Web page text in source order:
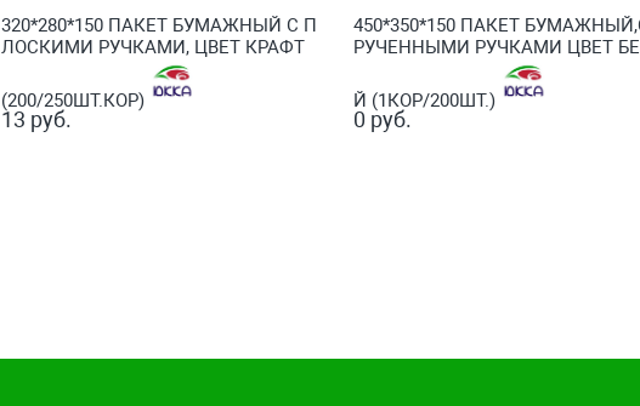
320*280*150 ПАКЕТ БУМАЖНЫЙ С П
ЛОСКИМИ РУЧКАМИ, ЦВЕТ КРАФТ
(200/250ШТ.КОР)
13 руб.
450*350*150 ПАКЕТ
РУЧЕННЫМИ РУЧКАМИ ЦВЕТ
Й (1КОР/200ШТ.)
0 руб.